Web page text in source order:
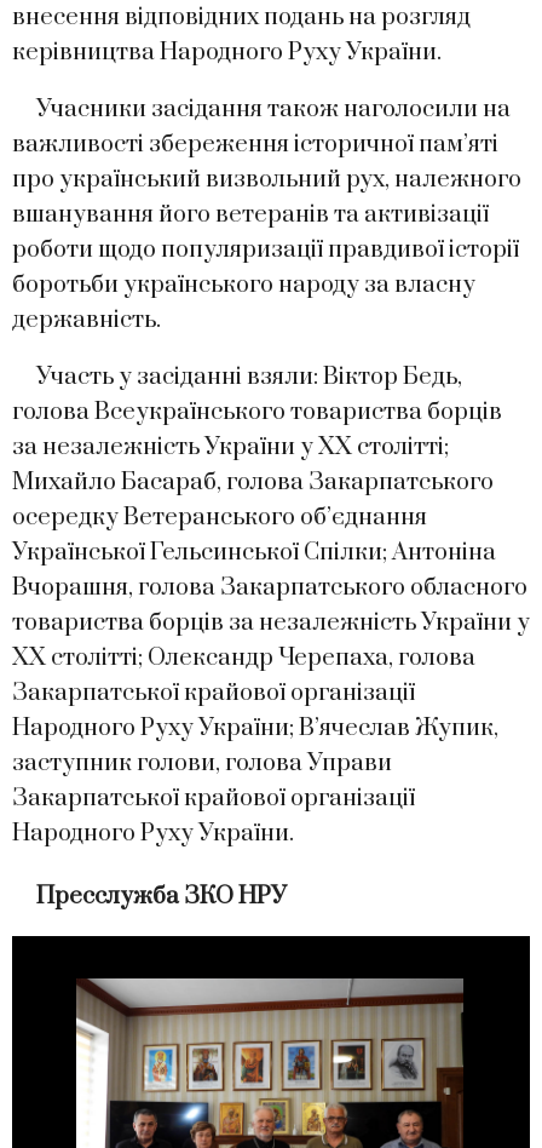
внесення відповідних подань на розгляд
керівництва Народного Руху України.
Учасники засідання також наголосили на
важливості збереження історичної пам’яті
про український визвольний рух, належного
вшанування його ветеранів та активізації
роботи щодо популяризації правдивої історії
боротьби українського народу за власну
державність.
Участь у засіданні взяли: Віктор Бедь,
голова Всеукраїнського товариства борців
за незалежність України у ХХ столітті;
Михайло Басараб, голова Закарпатського
осередку Ветеранського об’єднання
Української Гельсинської Спілки; Антоніна
Вчорашня, голова Закарпатського обласного
товариства борців за незалежність України у
ХХ столітті; Олександр Черепаха, голова
Закарпатської крайової організації
Народного Руху України; В’ячеслав Жупик,
заступник голови, голова Управи
Закарпатської крайової організації
Народного Руху України.
Пресслужба ЗКО НРУ